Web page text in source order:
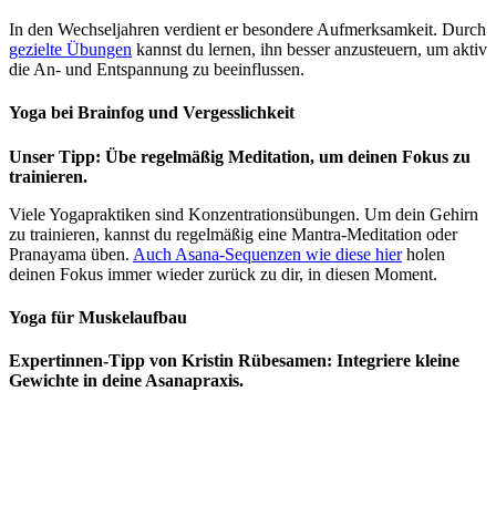
In den Wechseljahren verdient er besondere Aufmerksamkeit. Durch
gezielte Übungen kannst du lernen, ihn besser anzusteuern, um aktiv
die An- und Entspannung zu beeinflussen.
Yoga bei Brainfog und Vergesslichkeit
Unser Tipp: Übe regelmäßig Meditation, um deinen Fokus zu
trainieren.
Viele Yogapraktiken sind Konzentrationsübungen. Um dein Gehirn
zu trainieren, kannst du regelmäßig eine Mantra-Meditation oder
Pranayama üben. Auch Asana-Sequenzen wie diese hierholen
deinen Fokus immer wieder zurück zu dir, in diesen Moment.
Yoga für Muskelaufbau
Expertinnen-Tipp von Kristin Rübesamen: Integriere kleine
Gewichte in deine Asanapraxis.